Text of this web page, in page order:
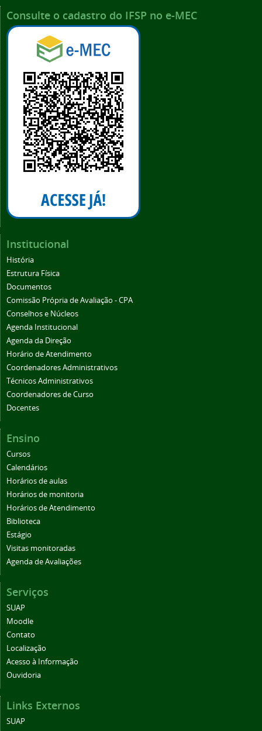
Consulte o cadastro do IFSP no e-MEC
Institucional
História
Estrutura Física
Documentos
Comissão Própria de Avaliação - CPA
Conselhos e Núcleos
Agenda Institucional
Agenda da Direção
Horário de Atendimento
Coordenadores Administrativos
Técnicos Administrativos
Coordenadores de Curso
Docentes
Ensino
Cursos
Calendários
Horários de aulas
Horários de monitoria
Horários de Atendimento
Biblioteca
Estágio
Visitas monitoradas
Agenda de Avaliações
Serviços
SUAP
Moodle
Contato
Localização
Acesso à Informação
Ouvidoria
Links Externos
SUAP